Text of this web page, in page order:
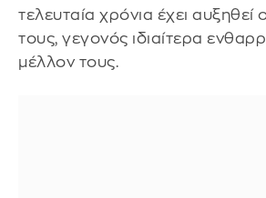
τελευταία χρόνια έχει
τους, γεγονός ιδιαίτερα
μέλλον τους.